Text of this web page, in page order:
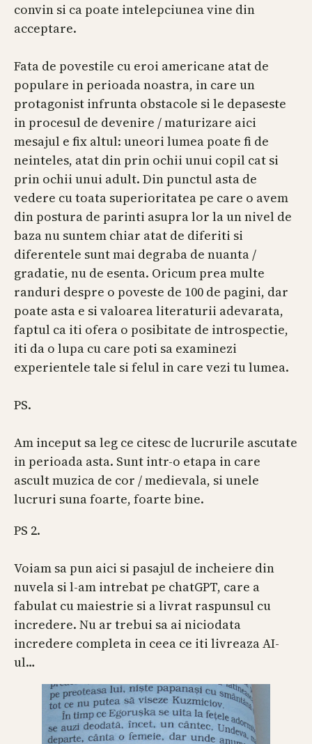
convin si ca poate intelepciunea vine din
acceptare.
Fata de povestile cu eroi americane atat de
populare in perioada noastra, in care un
protagonist infrunta obstacole si le depaseste
in procesul de devenire / maturizare aici
mesajul e fix altul: uneori lumea poate fi de
neinteles, atat din prin ochii unui copil cat si
prin ochii unui adult. Din punctul asta de
vedere cu toata superioritatea pe care o avem
din postura de parinti asupra lor la un nivel de
baza nu suntem chiar atat de diferiti si
diferentele sunt mai degraba de nuanta /
gradatie, nu de esenta. Oricum prea multe
randuri despre o poveste de 100 de pagini, dar
poate asta e si valoarea literaturii adevarata,
faptul ca iti ofera o posibitate de introspectie,
iti da o lupa cu care poti sa examinezi
experientele tale si felul in care vezi tu lumea.
PS.
Am inceput sa leg ce citesc de lucrurile ascutate
in perioada asta. Sunt intr-o etapa in care
ascult muzica de cor / medievala, si unele
lucruri suna foarte, foarte bine.
PS 2.
Voiam sa pun aici si pasajul de incheiere din
nuvela si l-am intrebat pe chatGPT, care a
fabulat cu maiestrie si a livrat raspunsul cu
incredere. Nu ar trebui sa ai niciodata
incredere completa in ceea ce iti livreaza AI-
ul…